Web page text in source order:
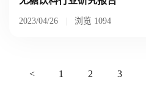
2023/04/26 浏览 1094
< 1 2 3